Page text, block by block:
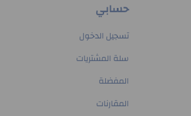
حسابي
تسجيل الدخول
سلة المشتريات
المفضلة
المقارنات